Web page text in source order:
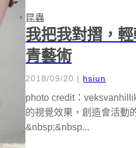
昆蟲
我把我對摺，
青藝術
2018/09/20 | hsiun
photo credit：
的視覺效果，創造會活動
&nbsp;&nbsp...